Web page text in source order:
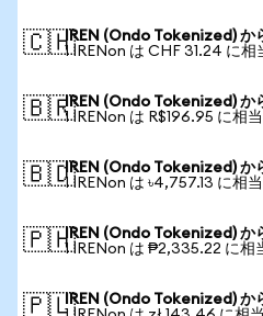
🇨🇭IREN (Ondo Tokenized) か
1 IRENon は CHF 31.24 に相
🇧🇷IREN (Ondo Tokenized) か
1 IRENon は R$196.95 に相当
🇧🇩IREN (Ondo Tokenized) か
1 IRENon は ৳4,757.13 に相当
🇵🇭IREN (Ondo Tokenized) か
1 IRENon は ₱2,335.22 に相
🇵🇱IREN (Ondo Tokenized) か